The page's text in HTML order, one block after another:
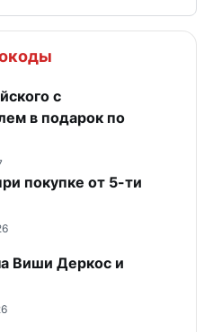
с
в подарок по
покупке от 5-ти
Виши Деркос и